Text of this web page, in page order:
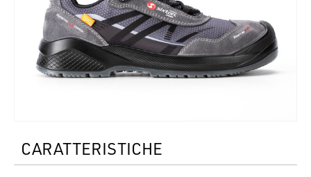
CARATTERISTICHE